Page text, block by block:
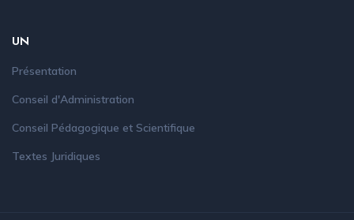
UN
Présentation
Conseil d'Administration
Conseil Pédagogique et Scientifique
Textes Juridiques